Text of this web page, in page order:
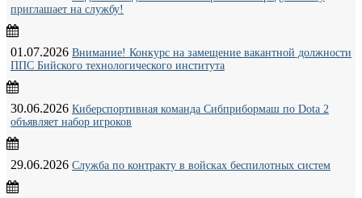
приглашает на службу!
01.07.2026 Внимание! Конкурс на замещение вакантной должности
ППС Бийского технологического института
30.06.2026 Киберспортивная команда Сибприбормаш по Dota 2
объявляет набор игроков
29.06.2026 Служба по контракту в войсках беспилотных систем